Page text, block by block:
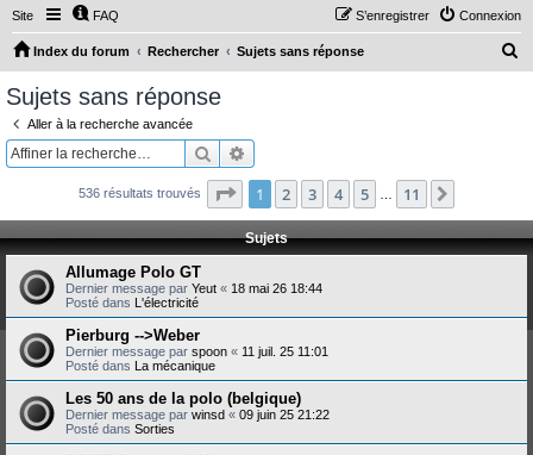
Site FAQ Connexion
S’enregistrer
Index du forum Rechercher Sujets sans réponse
c
h
Sujets sans réponse
Aller à la recherche avancée
Rechercher
536 résultats trouvés Page 1sur11
1 2 3 4 5 11
Sujets
Allumage Polo GT
Dernier message par Yeut « 18 mai 26 18:44
Posté dans L'électricité
Pierburg -->Weber
Dernier message par spoon « 11 juil. 25 11:01
Posté dans La mécanique
Les 50 ans de la polo (belgique)
Dernier message par winsd « 09 juin 25 21:22
Posté dans Sorties